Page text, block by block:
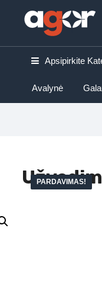
Apsipirkite
Avalynė
PARDAVIMAS!